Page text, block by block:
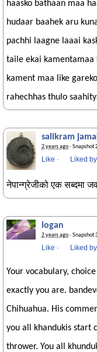
haasko bathaan maa
hudaar baahek aru
pachhi laagne laaai
taile ekai
kament maa like
rahechhas thulo
salikram
2 years ago· Snapshot
Like · Liked by
नेपान्ग्रेजीको एक सब्दमा
logan
2 years ago· Snapshot
Like · Liked by
Your vocabulary,
exactly you are.
Chihuahua. His
you all khandukis start
thrower. You all